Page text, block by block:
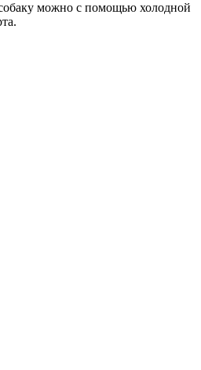
можно с помощью холодной